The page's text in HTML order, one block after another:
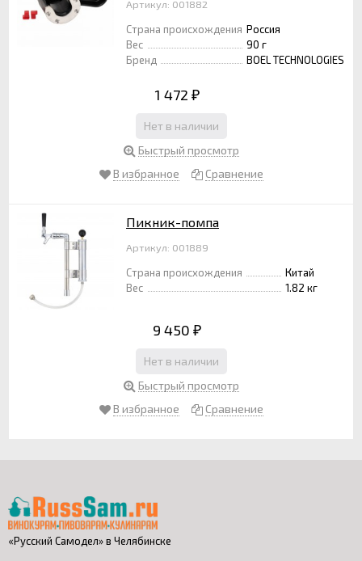
Артикул: 001882
Страна происхождения Россия
Вес
90 г
Бренд
BOEL TECHNOLOGIES
1 472 ₽
Нет в наличии
Быстрый просмотр
В избранное
Сравнение
Пикник-помпа
Артикул: 001889
Страна происхождения
Китай
Вес
1.82 кг
9 450 ₽
Нет в наличии
Быстрый просмотр
В избранное
Сравнение
«Русский Самодел» в Челябинске